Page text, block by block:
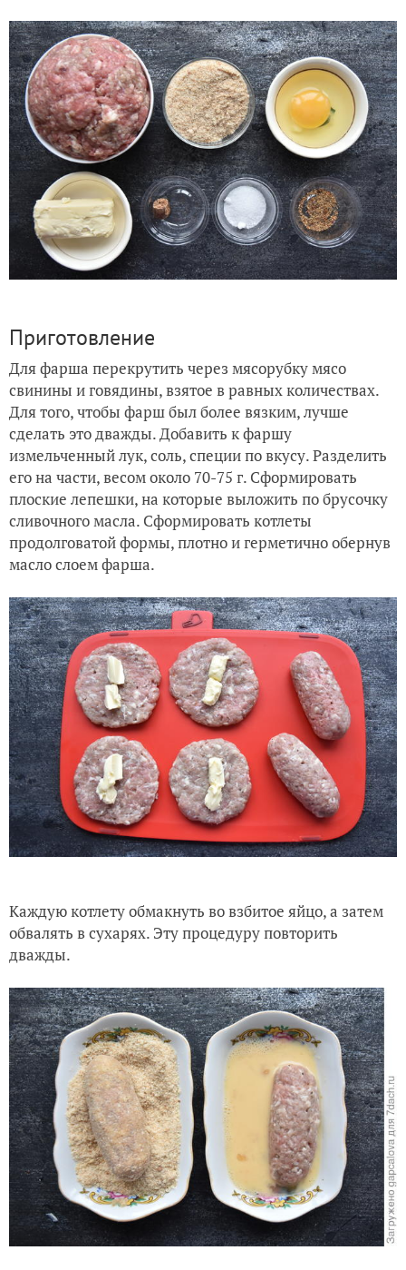
Приготовление
Для фарша перекрутить через мясорубку мясо
свинины и говядины, взятое в равных количествах.
Для того, чтобы фарш был более вязким, лучше
сделать это дважды. Добавить к фаршу
измельченный лук, соль, специи по вкусу. Разделить
его на части, весом около 70-75 г. Сформировать
плоские лепешки, на которые выложить по брусочку
сливочного масла. Сформировать котлеты
продолговатой формы, плотно и герметично обернув
масло слоем фарша.
Каждую котлету обмакнуть во взбитое яйцо, а затем
обвалять в сухарях. Эту процедуру повторить
дважды.